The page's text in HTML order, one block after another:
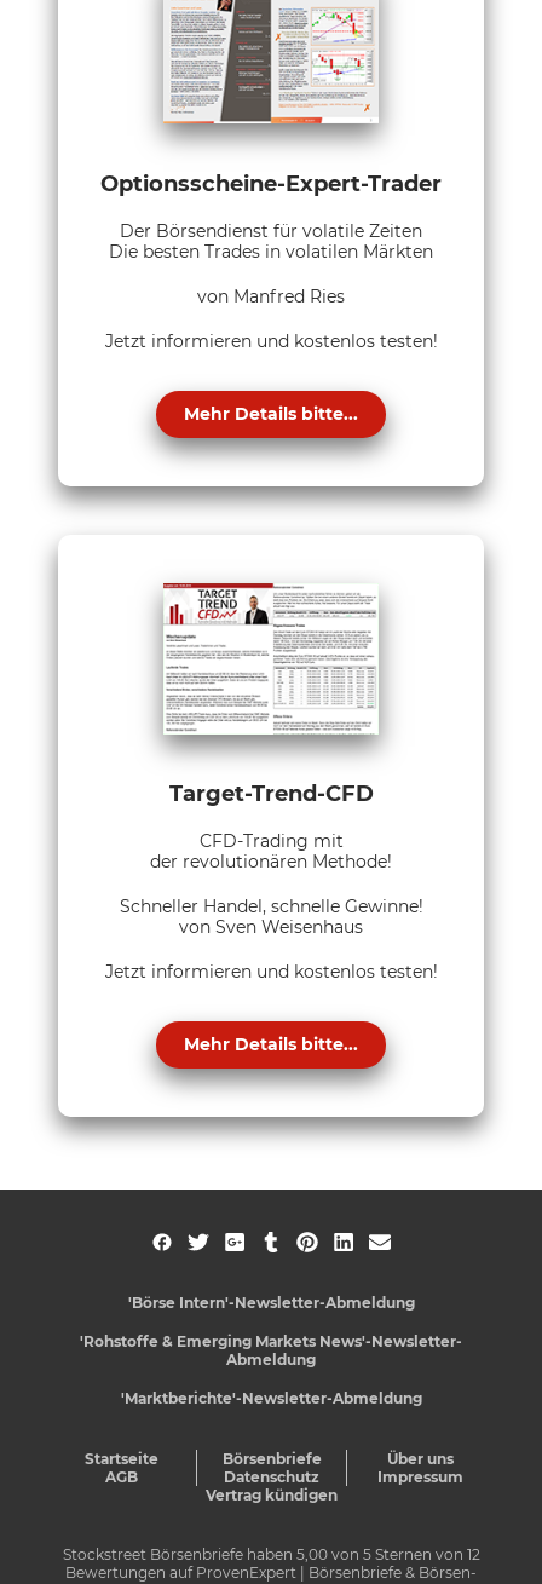
Optionsscheine-Expert-Trader
Der Börsendienst für volatile Zeiten
Die besten Trades in volatilen Märkten
von Manfred Ries
Jetzt informieren und kostenlos testen!
Mehr Details bitte...
Target-Trend-CFD
CFD-Trading mit
der revolutionären Methode!
Schneller Handel, schnelle Gewinne!
von Sven Weisenhaus
Jetzt informieren und kostenlos testen!
Mehr Details bitte...
'Börse Intern'-Newsletter-Abmeldung
'Rohstoffe & Emerging Markets News'-Newsletter-
Abmeldung
'Marktberichte'-Newsletter-Abmeldung
Startseite Börsenbriefe
Über uns
AGB
Datenschutz
Impressum
Vertrag kündigen
Stockstreet Börsenbriefe haben 5,00von 5Sternen von 12
Bewertungen auf ProvenExpert
| Börsenbriefe & Börsen-